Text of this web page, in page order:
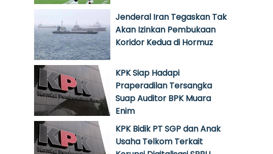
Jenderal Iran Tegaskan Tak
Akan Izinkan Pembukaan
Koridor Kedua di Hormuz
KPK Siap Hadapi
Praperadilan Tersangka
Suap Auditor BPK Muara
Enim
KPK Bidik PT SGP dan Anak
Usaha Telkom Terkait